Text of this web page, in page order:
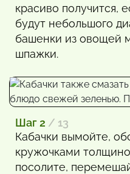
красиво получится,
будут небольшого
башенки из овощей
шпажки.
Шаг 2 / 13
Кабачки вымойте,
кружочками
посолите,